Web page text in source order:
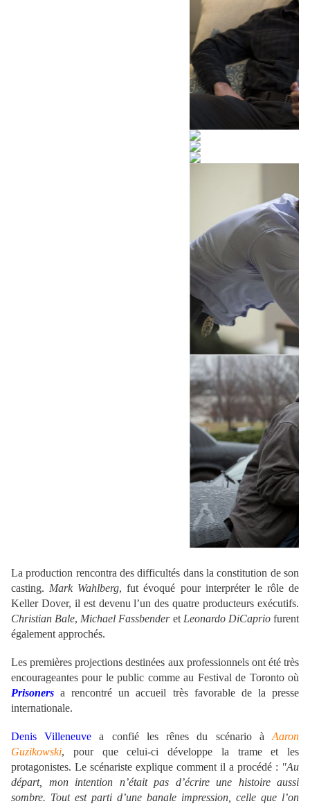
La production rencontra des difficultés dans la constitution de son
casting.Mark Wahlberg, fut évoqué pour interpréter le rôle de
Keller Dover, il est devenu l’un des quatre producteurs exécutifs.
Christian Bale,Michael FassbenderetLeonardo DiCapriofurent
également approchés.
Les premières projections destinées aux professionnels ont été très
encourageantes pour le public comme au Festival de Toronto où
Prisoners a rencontré un accueil très favorable de la presse
internationale.
Denis Villeneuve a confié les rênes du scénario àAaron
Guzikowski, pour que celui-ci développe la trame et les
protagonistes. Le scénariste explique comment il a procédé : "Au
départ, mon intention n’était pas d’écrire une histoire aussi
sombre. Tout est parti d’une banale impression, celle que l’on